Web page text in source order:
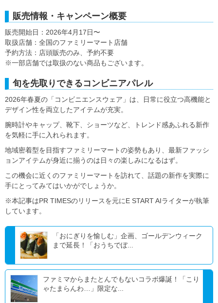
販売情報・キャンペーン概要
販売開始日：2026年4月17日〜
取扱店舗：全国のファミリーマート店舗
予約方法：店頭販売のみ、予約不要
※一部店舗では取扱のない商品もございます。
旬を先取りできるコンビニアパレル
2026年春夏の「コンビニエンスウェア」は、日常に役立つ高機能と
デザイン性を両立したアイテムが充実。
腕時計やキャップ、靴下、ショーツなど、トレンド感あふれる新作
を気軽に手に入れられます。
地域密着型を目指すファミリーマートの姿勢もあり、最新ファッシ
ョンアイテムが身近に揃うのは日々の楽しみになるはず。
この機会に近くのファミリーマートを訪れて、話題の新作を実際に
手にとってみてはいかがでしょうか。
※本記事はPR TIMESのリリースを元にE START AIライターが執筆
しています。
「おにぎりを愉しむ」企画、ゴールデンウィーク
まで延長！「おうちでぼ...
ファミマからまたとんでもないコラボ爆誕！「こり
ゃたまらんわ…」限定な...